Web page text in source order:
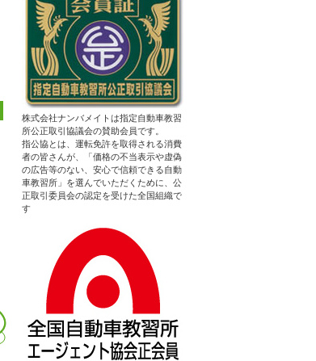
株式会社ナンバメイトは指定自動車教習
所公正取引協議会の賛助会員です。
指公協とは、運転免許を取得される消費
者の皆さんが、「価格の不当表示や虚偽
の広告等のない、安心で信頼できる自動
車教習所」を選んでいただくために、公
正取引委員会の認定を受けた全国組織で
す